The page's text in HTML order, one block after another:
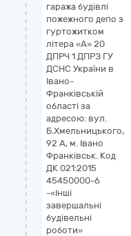
гаража будівлі
пожежного депо з
гуртожитком
літера «А» 20
ДПРЧ 1 ДПРЗ ГУ
ДСНС України в
Івано-
Франківській
області за
адресою: вул.
Б.Хмельницького,
92 А, м. Івано
Франківськ. Код
ДК 021:2015
45450000-6
-«Інші
завершальні
будівельні
роботи»